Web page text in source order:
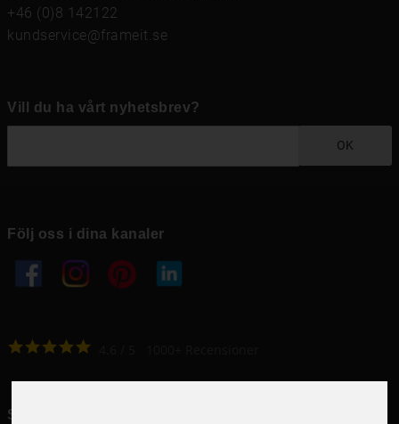
+46 (0)8 142122
kundservice@frameit.se
Vill du ha vårt nyhetsbrev?
OK
Följ oss i dina kanaler
Snabblänkar